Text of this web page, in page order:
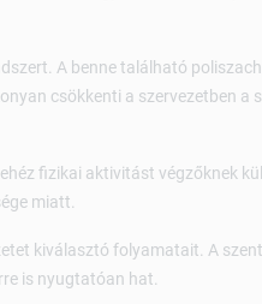
A benne található
csökkenti a szervezetben a
fizikai aktivitást végzőknek
miatt.
kiválasztó folyamatait. A
is nyugtatóan hat.